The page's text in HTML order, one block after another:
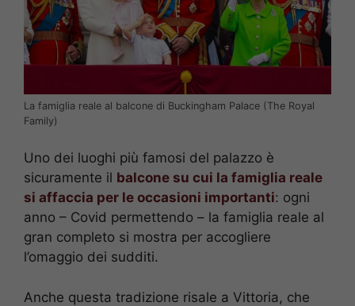
La famiglia reale al balcone di Buckingham Palace (The Royal
Family)
Uno dei luoghi più famosi del palazzo è
sicuramente il balcone su cui la famiglia reale
si affaccia per le occasioni importanti: ogni
anno – Covid permettendo – la famiglia reale al
gran completo si mostra per accogliere
l’omaggio dei sudditi.
Anche questa tradizione risale a Vittoria, che